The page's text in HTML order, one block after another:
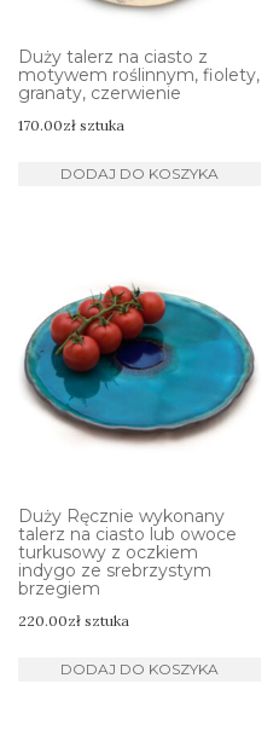
Duży talerz na ciasto z
motywem roślinnym, fiolety,
granaty, czerwienie
170.00zł sztuka
DODAJ DO KOSZYKA
Duży Ręcznie wykonany
talerz na ciasto lub owoce
turkusowy z oczkiem
indygo ze srebrzystym
brzegiem
220.00zł sztuka
DODAJ DO KOSZYKA